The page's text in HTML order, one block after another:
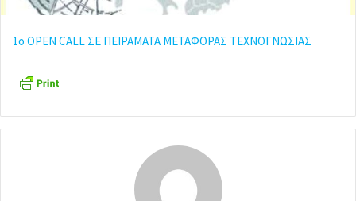
1o OPEN CALL ΣΕ ΠΕΙΡΑΜΑΤΑ ΜΕΤΑΦΟΡΑΣ ΤΕΧΝΟΓΝΩΣΙΑΣ